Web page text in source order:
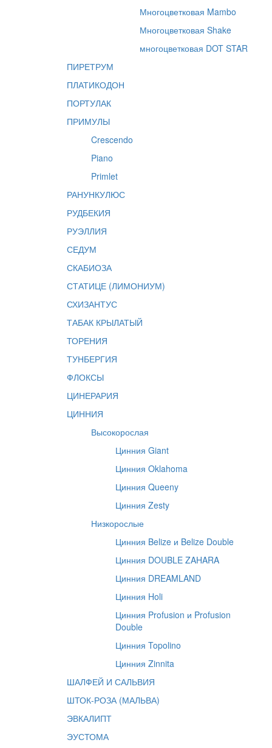
Многоцветковая Mambo
Многоцветковая Shake
многоцветковая DOT STAR
ПИРЕТРУМ
ПЛАТИКОДОН
ПОРТУЛАК
ПРИМУЛЫ
Crescendo
Piano
Primlet
РАНУНКУЛЮС
РУДБЕКИЯ
РУЭЛЛИЯ
СЕДУМ
СКАБИОЗА
СТАТИЦЕ (ЛИМОНИУМ)
СХИЗАНТУС
ТАБАК КРЫЛАТЫЙ
ТОРЕНИЯ
ТУНБЕРГИЯ
ФЛОКСЫ
ЦИНЕРАРИЯ
ЦИННИЯ
Высокорослая
Цинния Giant
Цинния Oklahoma
Цинния Queeny
Цинния Zesty
Низкорослые
Цинния Belize и Belize Double
Цинния DOUBLE ZAHARA
Цинния DREAMLAND
Цинния Holi
Цинния Profusion и Profusion
Double
Цинния Topolino
Цинния Zinnita
ШАЛФЕЙ И САЛЬВИЯ
ШТОК-РОЗА (МАЛЬВА)
ЭВКАЛИПТ
ЭУСТОМА